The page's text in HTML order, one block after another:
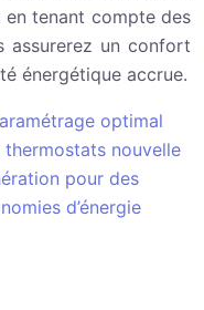
tenant compte des
assurerez un confort
énergétique accrue.
optimal
thermostats nouvelle
pour des
d’énergie